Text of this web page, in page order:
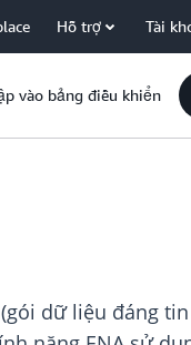
Hỗ trợ Tài
vào bảng điều khiển
dữ liệu đáng